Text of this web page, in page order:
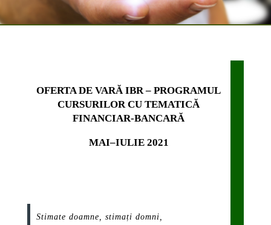
OFERTA DE VARĂ IBR – PROGRAMUL
CURSURILOR CU TEMATICĂ
FINANCIAR-BANCARĂ
MAI–IULIE 2021
Stimate doamne, stimați domni,